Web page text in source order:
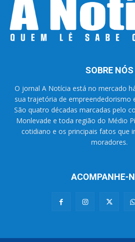
SOBRE NÓS
O jornal A Notícia está no mercado
sua trajetória de empreendedorismo
São quatro décadas marcadas pelo
Monlevade e toda região do Médio
cotidiano e os principais fatos que
moradores.
ACOMPANHE-